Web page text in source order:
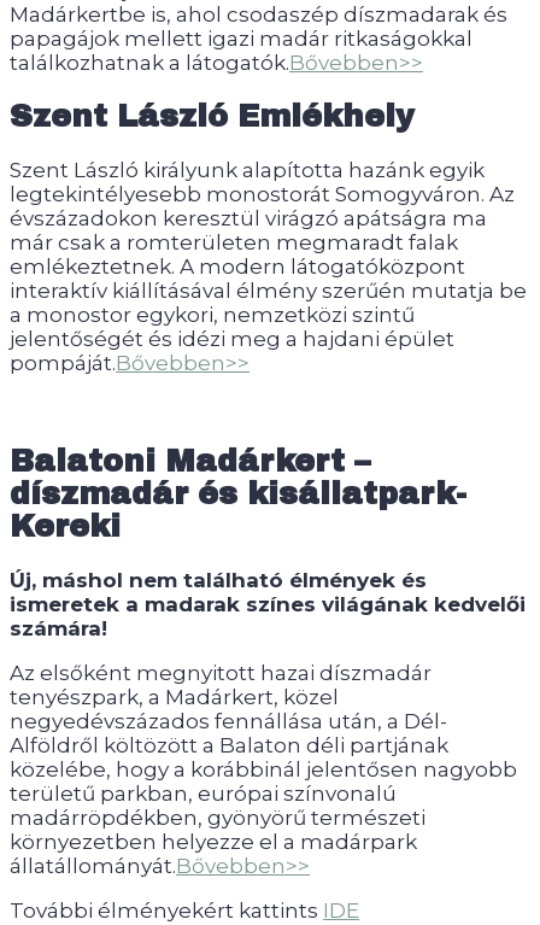
Madárkertbe is, ahol csodaszép díszmadarak és
papagájok mellett igazi madár ritkaságokkal
találkozhatnak a látogatók.Bővebben>>
Szent László Emlékhely
Szent László királyunk alapította hazánk egyik
legtekintélyesebb monostorát Somogyváron. Az
évszázadokon keresztül virágzó apátságra ma
már csak a romterületen megmaradt falak
emlékeztetnek. A modern látogatóközpont
interaktív kiállításával élmény szerűén mutatja be
a monostor egykori, nemzetközi szintű
jelentőségét és idézi meg a hajdani épület
pompáját.Bővebben>>
Balatoni Madárkert –
díszmadár és kisállatpark-
Kereki
Új, máshol nem található élmények és
ismeretek a madarak színes világának kedvelői
számára!
Az elsőként megnyitott hazai díszmadár
tenyészpark, a Madárkert, közel
negyedévszázados fennállása után, a Dél-
Alföldről költözött a Balaton déli partjának
közelébe, hogy a korábbinál jelentősen nagyobb
területű parkban, európai színvonalú
madárröpdékben, gyönyörű természeti
környezetben helyezze el a madárpark
állatállományát.Bővebben>>
További élményekért kattints IDE